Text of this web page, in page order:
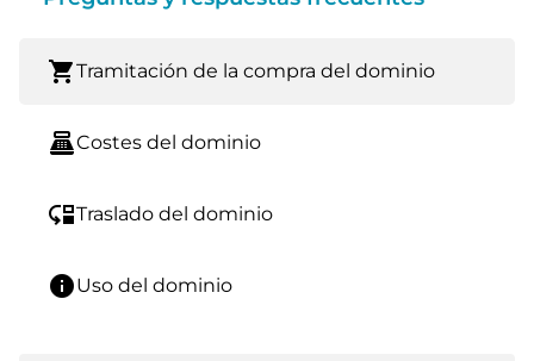
shopping_cartTramitación de la compra del dominio
point_of_saleCostes del dominio
move_downTraslado del dominio
infoUso del dominio